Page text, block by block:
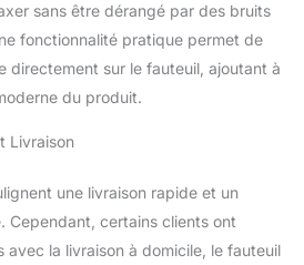
immédiatement profiter
du massage, sans avoir
à attendre d'autres
livraisons. 【Dossier
massage réglable】
vivre une expérience de
massage plus intense. La
direction des têtes de
massage est également
sans être dérangé par des bruits
fonctionnalité pratique permet de
directement sur le fauteuil, ajoutant à
du produit.
Livraison
une livraison rapide et un
Cependant, certains clients ont
avec la livraison à domicile, le fauteuil